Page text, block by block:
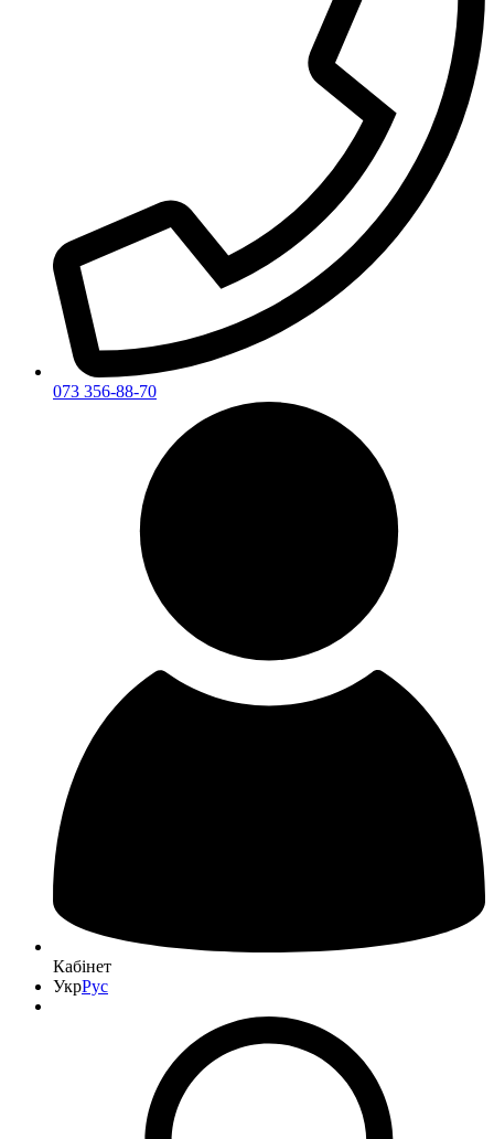
073 356-88-70
Кабінет
УкрРус